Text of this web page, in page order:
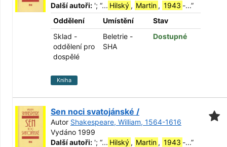
Další autoři: '; “... Hilský , Martin , 1943 -...”
Oddělení
Umístění
Stav
Sklad -
oddělení pro
dospělé
Beletrie -
SHA
Dostupné
Kniha
Sen noci svatojánské /
Autor Shakespeare, William, 1564-1616
Vydáno 1999
Další autoři: '; “... Hilský , Martin , 1943 -...”